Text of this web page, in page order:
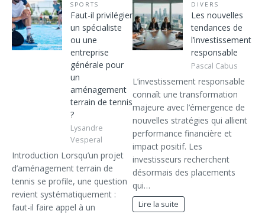
SPORTS
Faut-il privilégier
un spécialiste
ou une
entreprise
générale pour
un
aménagement
terrain de tennis
?
Lysandre
Vesperal
Introduction Lorsqu’un projet
d’aménagement terrain de
tennis se profile, une question
revient systématiquement :
faut-il faire appel à un
DIVERS
Les nouvelles
tendances de
l’investissement
responsable
Pascal Cabus
L’investissement responsable
connaît une transformation
majeure avec l’émergence de
nouvelles stratégies qui allient
performance financière et
impact positif. Les
investisseurs recherchent
désormais des placements
qui…
Lire la suite